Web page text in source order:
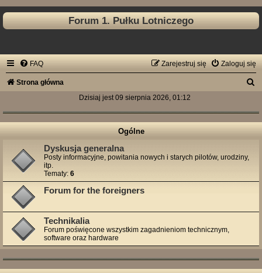
Forum 1. Pułku Lotniczego
FAQ Zaloguj się
Zarejestruj się
Strona główna
u
k
Dzisiaj jest 09 sierpnia 2026, 01:12
Ogólne
Dyskusja generalna
Posty informacyjne, powitania nowych i starych pilotów, urodziny,
itp.
Tematy: 6
Forum for the foreigners
Technikalia
Forum poświęcone wszystkim zagadnieniom technicznym,
software oraz hardware